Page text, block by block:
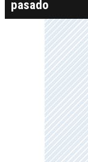
pasado